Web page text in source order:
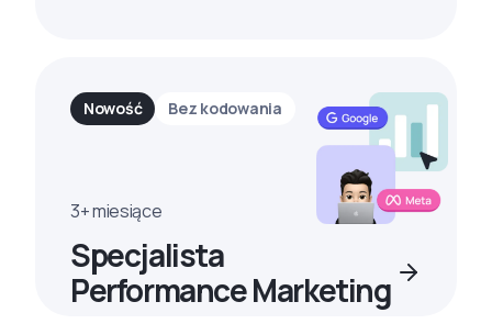
Nowość Bez kodowania
3+ miesiące
Specjalista
Performance Marketing